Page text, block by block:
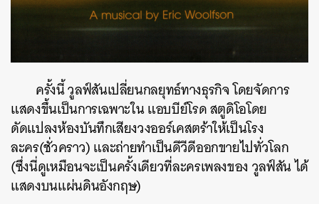
ครั้งนี้ วูลฟ์สันเปลี่ยนกลยุทธ์ทางธุรกิจ โดยจัดการ
แสดงขึ้นเป็นการเฉพาะใน แอบบีย์โรด สตูดิโอโดย
ดัดแปลงห้องบันทึกเสียงวงออร์เคสตร้าให้เป็นโรง
ละคร(ชั่วคราว) และถ่ายทำเป็นดีวีดีออกขายไปทั่วโลก
(ซึ่งนี่ดูเหมือนจะเป็นครั้งเดียวที่ละครเพลงของ วูลฟ์สัน ได้
แสดงบนแผ่นดินอังกฤษ)